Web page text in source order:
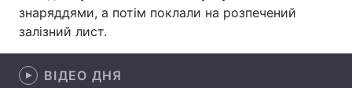
Спорт Наука
Зброя
знаряддями, а потім поклали на розпечений
залізний лист.
ВІДЕО ДНЯ